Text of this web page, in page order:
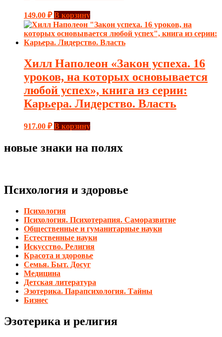
149.00 ₽ В корзину
Хилл Наполеон «Закон успеха. 16
уроков, на которых основывается
любой успех», книга из серии:
Карьера. Лидерство. Власть
917.00 ₽ В корзину
новые знаки на полях
Психология и здоровье
Психология
Психология. Психотерапия. Саморазвитие
Общественные и гуманитарные науки
Естественные науки
Искусство. Религия
Красота и здоровье
Семья. Быт. Досуг
Медицина
Детская литература
Эзотерика. Парапсихология. Тайны
Бизнес
Эзотерика и религия